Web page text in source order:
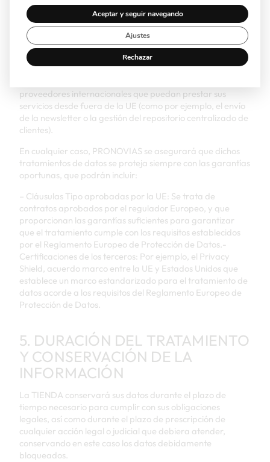
Por su parte, PRONOVIAS, como marca internacional con
tiendas en todo el mundo, y para poder gestionar ese
repositorio centralizado de clientes, sí puede tratar sus
datos fuera de la Unión Europea o el Espacio Económico
Europeo (UE y EEE, respectivamente), por ejemplo, en
proveedores internacionales que puedan prestar sus
servicios desde fuera de la UE (como por ejemplo, el envío
de la newsletter o la gestión del repositorio centralizado de
clientes).
En cualquier caso, PRONOVIAS se asegurará que dichos
tratamientos de datos se proteja siempre con las garantías
oportunas, que podrán incluir:
– Cláusulas Tipo aprobadas por la UE: Se trata de
contratos aprobados por el regulador Europeo, y que
proporcionan las garantías suficientes para garantizar
que el tratamiento cumple con los requisitos establecidos
por el Reglamento Europeo de Protección de Datos.-
Certificaciones de los terceros: Por ejemplo, el Privacy
Shield, acuerdo marco entre la UE y Estados Unidos que
establece un marco estandarizado para el tratamiento de
datos acorde a los requisitos del Reglamento Europeo de
Protección de Datos.
5. DURACIÓN DEL TRATAMIENTO
Y CONSERVACIÓN DE LA
INFORMACIÓN
La TIENDA conservará sus datos durante el plazo de
tiempo necesario para cumplir con sus obligaciones
legales, así como durante el plazo de prescripción de
cualquier acción legal o judicial que debiera atender,
conservando en este caso los datos debidamente
bloqueados.
Aceptar y seguir navegando
Rechazar
Ajustes